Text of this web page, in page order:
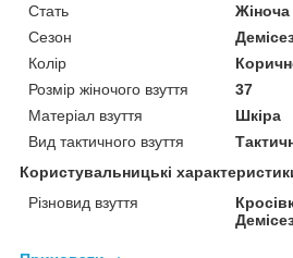
Стать
Жіноча
Сезон
Колір
Розмір жіночого взуття
37
Матеріал взуття
Шкіра
Вид тактичного взуття
Користувальницькі
Різновид взуття